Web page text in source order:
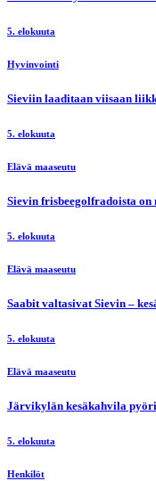
5. elokuuta
Hyvinvointi
Sieviin laaditaan viisaan
5. elokuuta
Elävä maaseutu
Sievin frisbeegolfradoista on
5. elokuuta
Elävä maaseutu
Saabit valtasivat Sievin –
5. elokuuta
Elävä maaseutu
Järvikylän kesäkahvila
5. elokuuta
Henkilöt